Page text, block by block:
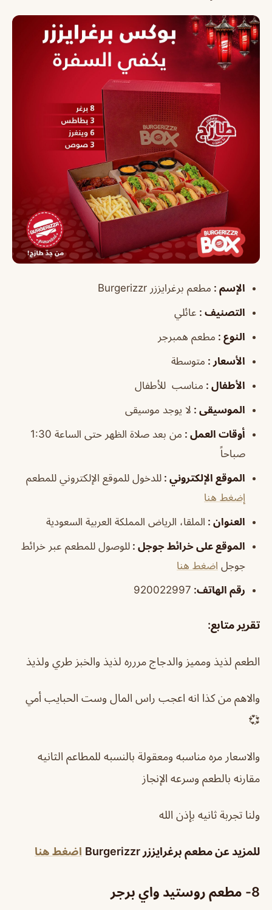
الإسم : مطعم برغرايززر Burgerizzr
التصنيف : عائلي
النوع : مطعم همبرجر
الأسعار : متوسطة
الأطفال : مناسب للأطفال
الموسيقى : لا يوجد موسيقى
أوقات العمل :
من بعد صلاة الظهر حتى الساعة 1:30
صباحاً
الموقع الإلكتروني : للدخول للموقع الإلكتروني للمطعم
إضغط هنا
العنوان : الملقا، الرياض المملكة العربية السعودية
الموقع على خرائط جوجل : للوصول للمطعم عبر خرائط
جوجل اضغط هنا
رقم الهاتف:
920022997
تقرير متابع:
الطعم لذيذ ومميز والدجاج مررره لذيذ والخبز طري ولذيذ
والاهم من كذا انه اعجب راس المال وست الحبايب أمي
💞
والاسعار مره مناسبه ومعقولة بالنسبه للمطاعم الثانيه
مقارنه بالطعم وسرعه الإنجاز
ولنا تجربة ثانيه بإذن الله
للمزيد عنمطعم برغرايززر Burgerizzr اضغط هنا
8- مطعم روستيد واي برجر